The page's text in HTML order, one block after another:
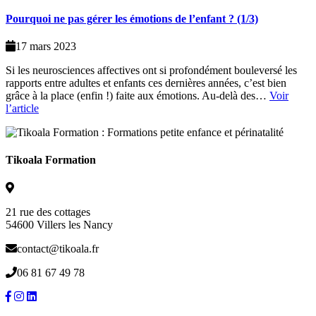
Pourquoi ne pas gérer les émotions de l’enfant ? (1/3)
17 mars 2023
Si les neurosciences affectives ont si profondément bouleversé les
rapports entre adultes et enfants ces dernières années, c’est bien
grâce à la place (enfin !) faite aux émotions. Au-delà des… Voir
l’article
Tikoala Formation
21 rue des cottages
54600 Villers les Nancy
contact@tikoala.fr
06 81 67 49 78